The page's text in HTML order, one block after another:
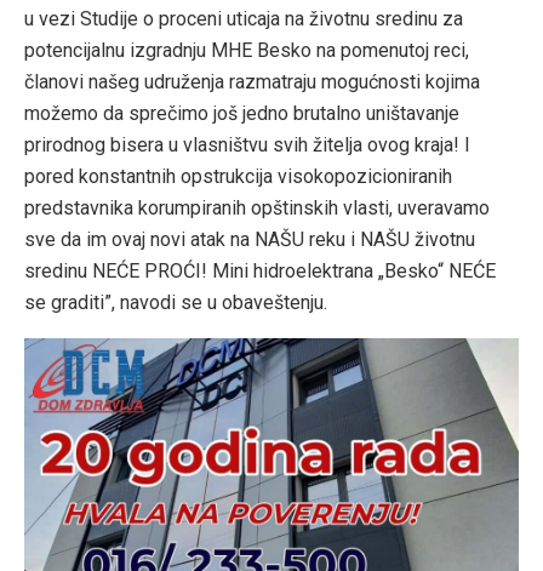
u vezi Studije o proceni uticaja na životnu sredinu za
potencijalnu izgradnju MHE Besko na pomenutoj reci,
članovi našeg udruženja razmatraju mogućnosti kojima
možemo da sprečimo još jedno brutalno uništavanje
prirodnog bisera u vlasništvu svih žitelja ovog kraja! I
pored konstantnih opstrukcija visokopozicioniranih
predstavnika korumpiranih opštinskih vlasti, uveravamo
sve da im ovaj novi atak na NAŠU reku i NAŠU životnu
sredinu NEĆE PROĆI! Mini hidroelektrana „Besko“ NEĆE
se graditi”, navodi se u obaveštenju.